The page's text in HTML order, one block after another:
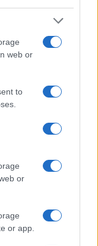
web or
to
or
or app.
è un
ed è dunque
comprese
contrattuale
meno alla